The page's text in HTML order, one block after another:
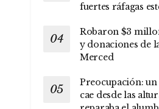
fuertes ráfagas
Robaron $3
y donaciones de
Merced
Preocupación:
cae desde las